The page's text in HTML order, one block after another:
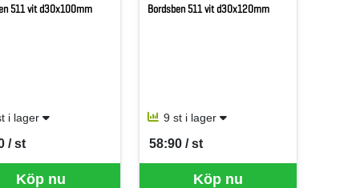
511 vit d30x100mm
i lager
Köp nu
/ st
ST
Bordsben 511 vit d30x120mm
9 st i lager
Köp nu
58:90 / st
SEK per ST